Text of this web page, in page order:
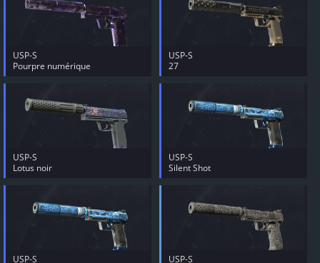
USP-S
Pourpre numérique
USP-S
27
USP-S
Lotus noir
USP-S
Silent Shot
USP-S USP-S